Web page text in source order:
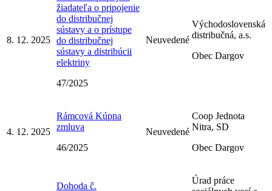
8. 12. 2025
žiadateľa o pripojenie
do distribučnej
sústavy a o prístupe
do distribučnej
sústavy a distribúcii
elektriny
47/2025
Neuvedené
Východoslovenská
distribučná, a.s.
Obec Dargov
4. 12. 2025
Rámcová Kúpna
zmluva
46/2025
Neuvedené
Coop Jednota
Nitra, SD
Obec Dargov
Dohoda č.
Úrad práce